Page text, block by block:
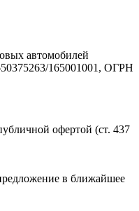
автомобилей
165001001, ОГРН
офертой (ст. 437
в ближайшее